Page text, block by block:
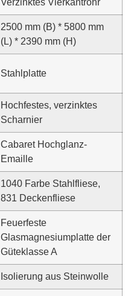
2500 mm (B) * 5800 mm
(L) * 2390 mm (H)
Stahlplatte
Hochfestes, verzinktes
Scharnier
Cabaret Hochglanz-
Emaille
1040 Farbe Stahlfliese,
831 Deckenfliese
Feuerfeste
Glasmagnesiumplatte der
Güteklasse A
Isolierung aus Steinwolle